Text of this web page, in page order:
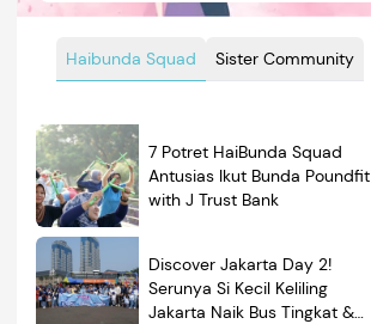
Haibunda Squad Sister Community
7 Potret HaiBunda Squad
Antusias Ikut Bunda Poundfit
with J Trust Bank
Discover Jakarta Day 2!
Serunya Si Kecil Keliling
Jakarta Naik Bus Tingkat &